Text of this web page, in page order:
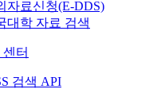
자료신청(E-DDS)
대학 자료 검색
센터
검색 API